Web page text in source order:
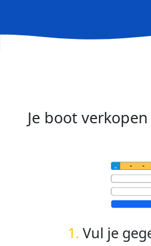
Je boot
1. Vul je